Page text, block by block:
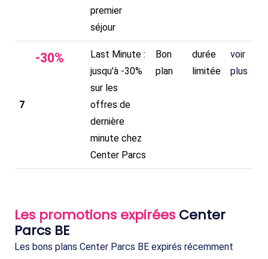
premier
séjour
7
-30%
Last Minute :
jusqu'à -30%
sur les
offres de
dernière
minute chez
Center Parcs
Bon
plan
durée
limitée
voir
plus
Les promotions expirées Center
Parcs BE
Les bons plans Center Parcs BE expirés récemment